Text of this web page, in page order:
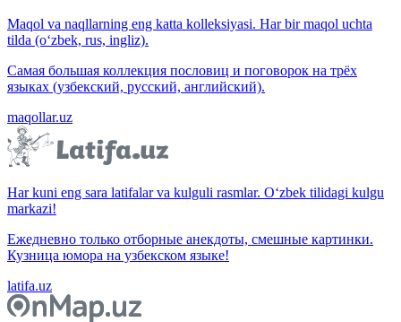
Maqol va naqllarning eng katta kolleksiyasi. Har bir maqol uchta
tilda (o‘zbek, rus, ingliz).
Самая большая коллекция пословиц и поговорок на трёх
языках (узбекский, русский, английский).
maqollar.uz
Har kuni eng sara latifalar va kulguli rasmlar. O‘zbek tilidagi kulgu
markazi!
Ежедневно только отборные анекдоты, смешные картинки.
Кузница юмора на узбекском языке!
latifa.uz